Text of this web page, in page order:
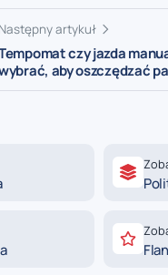
Następny artykuł
czy jazda
aby oszczędzać